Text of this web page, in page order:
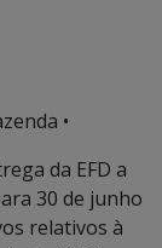
•
da EFD a
30 de junho
relativos à